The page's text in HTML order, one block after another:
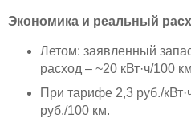
Экономика и реальный
Летом: заявленный
расход – ~20 кВт·ч/100
При тарифе 2,3 руб./
руб./100 км.